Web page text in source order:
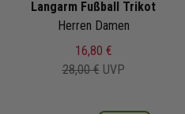
Langarm Fußball Trikot
Herren Damen
16,80 €
28,00 € UVP